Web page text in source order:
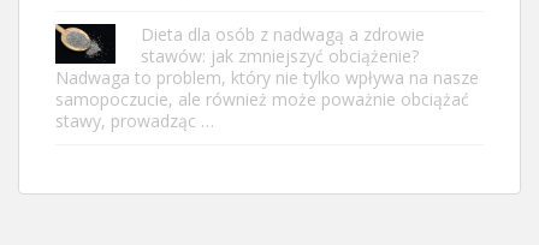
Dieta dla osób z nadwagą a zdrowie
stawów: jak zmniejszyć obciążenie?
Nadwaga to problem, który nie tylko wpływa na nasze
samopoczucie, ale również może poważnie obciążać
stawy, prowadząc …